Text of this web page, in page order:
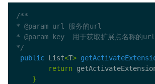
*/
public List<T>
return
}